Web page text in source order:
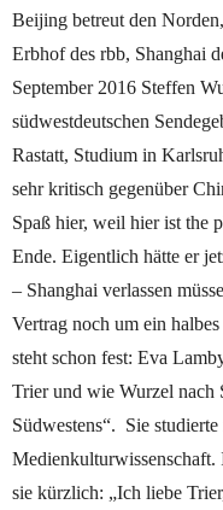
Beijing betreut den
Erbhof des rbb, Shanghai
September 2016 Steffen
südwestdeutschen
Rastatt, Studium in
sehr kritisch gegenüber
Spaß hier, weil hier ist the
Ende. Eigentlich hätte er
– Shanghai verlassen
Vertrag noch um ein
steht schon fest: Eva
Trier und wie Wurzel nach
Südwestens“. Sie
Medienkulturwissenschaft.
sie kürzlich: „Ich liebe